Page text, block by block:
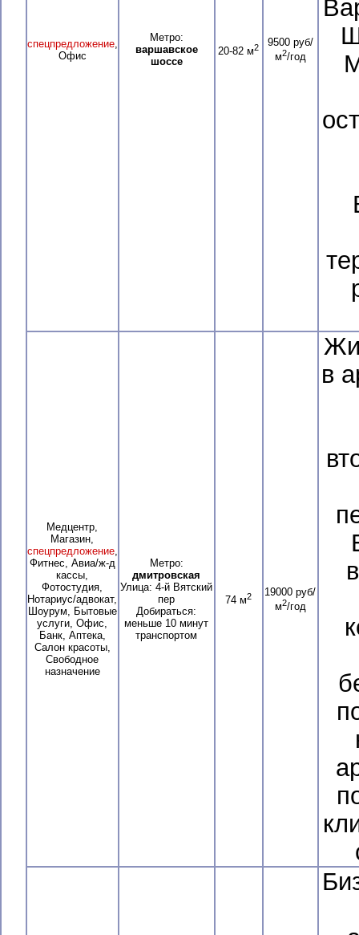
спецпредложение,
Офис
Метро:
варшавское
шоссе
20-82 м2
9500 руб/
м2/год
Медцентр,
Магазин,
спецпредложение,
Фитнес, Авиа/ж-д
кассы,
Фотостудия,
Нотариус/адвокат,
Шоурум, Бытовые
услуги, Офис,
Банк, Аптека,
Салон красоты,
Свободное
назначение
Метро:
дмитровская
Улица: 4-й Вятский
пер
Добираться:
меньше 10 минут
транспортом
74 м2
19000 руб/
м2/год
в